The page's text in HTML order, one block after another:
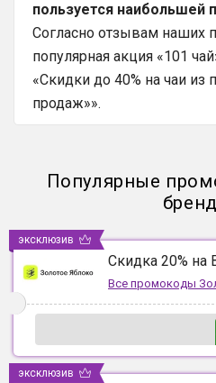
пользуется наибольшей
Согласно отзывам наших
популярная акция «101
«Скидки до 40% на чаи
продаж»».
Популярные
Скидка 20% на
Все промокоды
эксклюзив
эксклюзив